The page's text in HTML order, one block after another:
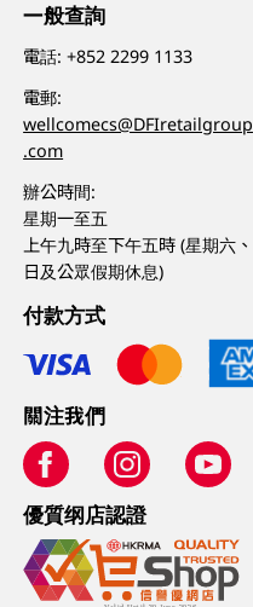
一般查詢
電話:+852 2299 1133
電郵:
wellcomecs@DFIretailgroup
.com
辦公時間:
星期一至五
上午九時至下午五時 (星期六、
日及公眾假期休息)
付款方式
關注我們
優質纲店認證